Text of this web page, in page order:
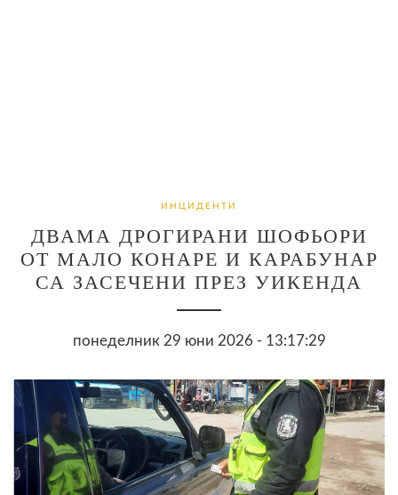
ИНЦИДЕНТИ
ДВАМА ДРОГИРАНИ ШОФЬОРИ
ОТ МАЛО КОНАРЕ И КАРАБУНАР
СА ЗАСЕЧЕНИ ПРЕЗ УИКЕНДА
понеделник 29 юни 2026 - 13:17:29